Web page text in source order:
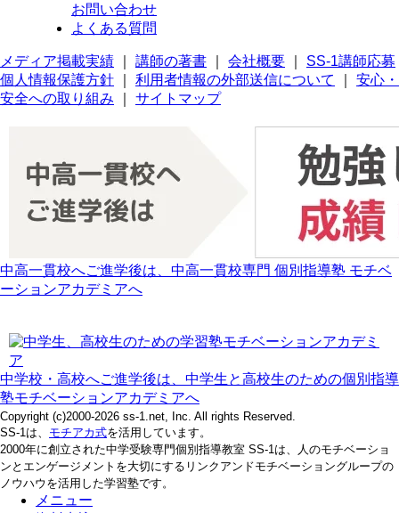
お問い合わせ
よくある質問
メディア掲載実績 講師の著書 会社概要
SS-1講師応募
個人情報保護方針
利用者情報の外部送信について
安心・
安全への取り組み
サイトマップ
中高一貫校へご進学後は、中高一貫校専門 個別指導塾 モチベ
ーションアカデミアへ
中学校・高校へご進学後は、中学生と高校生のための個別指導
塾モチベーションアカデミアへ
Copyright (c)2000-2026 ss-1.net, Inc. All rights Reserved.
SS-1は、 モチアカ式を活用しています。
2000年に創立された中学受験専門個別指導教室 SS-1は、人のモチベーショ
ンとエンゲージメントを大切にするリンクアンドモチベーショングループの
ノウハウを活用した学習塾です。
メニュー